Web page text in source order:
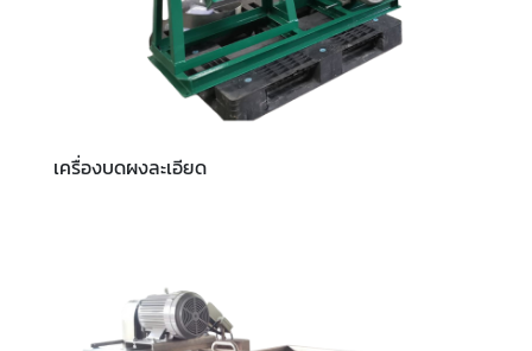
เครื่องบดผงละเอียด